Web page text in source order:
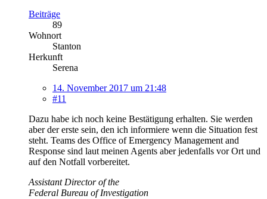
Beiträge
89
Wohnort
Stanton
Herkunft
Serena
14. November 2017 um 21:48
#11
Dazu habe ich noch keine Bestätigung erhalten. Sie werden
aber der erste sein, den ich informiere wenn die Situation fest
steht. Teams des Office of Emergency Management and
Response sind laut meinen Agents aber jedenfalls vor Ort und
auf den Notfall vorbereitet.
Assistant Director of the
Federal Bureau of Investigation